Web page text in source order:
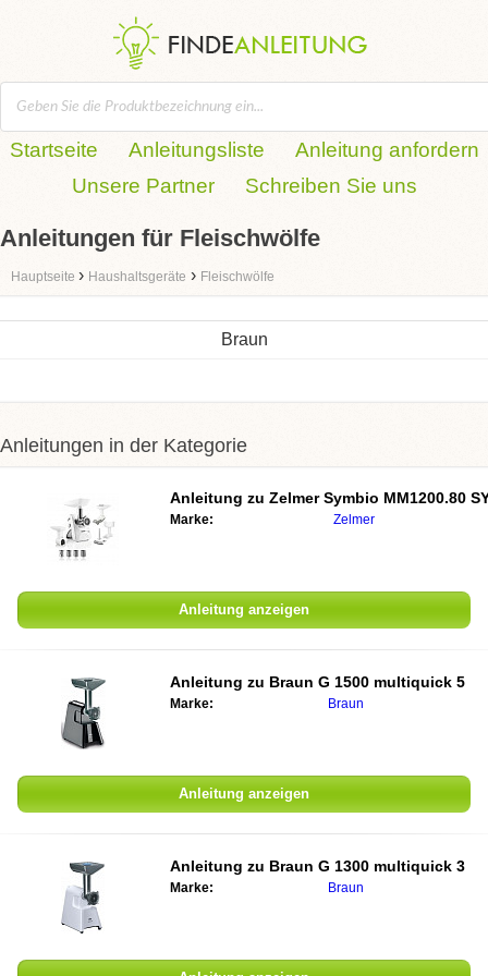
Startseite Anleitungsliste
Anleitung anfordern
Unsere Partner
Schreiben Sie uns
Anleitungen für Fleischwölfe
Hauptseite › Haushaltsgeräte › Fleischwölfe
Braun
Anleitungen in der Kategorie
Anleitung zu Zelmer Symbio MM1200.80
Marke: Zelmer
Anleitung anzeigen
Anleitung zu Braun G 1500 multiquick 5
Marke: Braun
Anleitung anzeigen
Anleitung zu Braun G 1300 multiquick 3
Marke: Braun